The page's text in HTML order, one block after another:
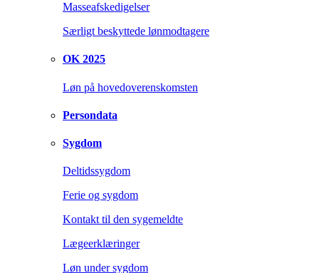
Masseafskedigelser
Særligt beskyttede lønmodtagere
OK 2025
Løn på hovedoverenskomsten
Persondata
Sygdom
Deltidssygdom
Ferie og sygdom
Kontakt til den sygemeldte
Lægeerklæringer
Løn under sygdom